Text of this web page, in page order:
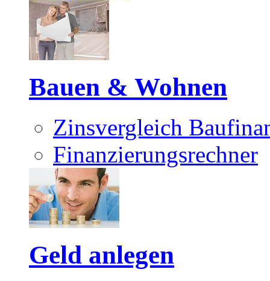
Bauen & Wohnen
Zinsvergleich
Finanzierungsrechner
Geld anlegen